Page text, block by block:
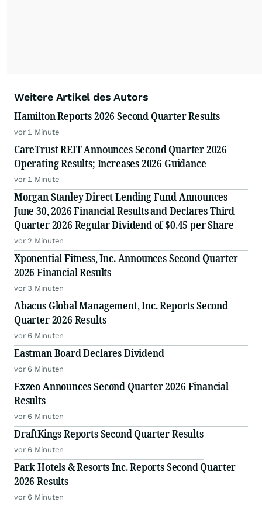
Weitere Artikel des Autors
Hamilton Reports 2026 Second Quarter Results
vor 1 Minute
CareTrust REIT Announces Second Quarter 2026
Operating Results; Increases 2026 Guidance
vor 1 Minute
Morgan Stanley Direct Lending Fund Announces
June 30, 2026 Financial Results and Declares Third
Quarter 2026 Regular Dividend of $0.45 per Share
vor 2 Minuten
Xponential Fitness, Inc. Announces Second Quarter
2026 Financial Results
vor 3 Minuten
Abacus Global Management, Inc. Reports Second
Quarter 2026 Results
vor 6 Minuten
Eastman Board Declares Dividend
vor 6 Minuten
Exzeo Announces Second Quarter 2026 Financial
Results
vor 6 Minuten
DraftKings Reports Second Quarter Results
vor 6 Minuten
Park Hotels & Resorts Inc. Reports Second Quarter
2026 Results
vor 6 Minuten